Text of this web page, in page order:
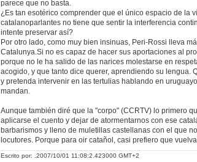
parece que no basta.
¿Es tan esotérico comprender que el único espacio de la
catalanoparlantes no tiene que sentir la interferencia
intente preservar así?
Por otro lado, como muy bien insinuas, Peri-Rossi lleva
Catalunya.Si no es capaz de hacer sus aportaciones al
porque no le ha salido de las narices molestarse en
acogido, y que tanto dice querer, aprendiendo su lengua.
y pretenda intervenir en las tertulias hablando en
mandan.
Aunque también diré que la "corpo" (CCRTV) lo primero
aplicarse el cuento y dejar de atormentarnos con ese
barbarismos y lleno de muletillas castellanas con el que
locutores. Porque para oir catañol, casi prefiero que vuelva
Escrito por: .2007/10/01 11:08:2.423000 GMT+2